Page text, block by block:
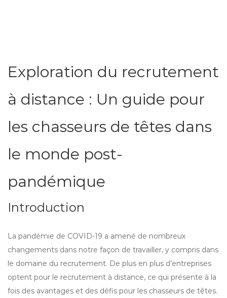
Exploration du recrutement
à distance : Un guide pour
les chasseurs de têtes dans
le monde post-
pandémique
Introduction
La pandémie de COVID-19 a amené de nombreux
changements dans notre façon de travailler, y compris dans
le domaine du recrutement. De plus en plus d’entreprises
optent pour le recrutement à distance, ce qui présente à la
fois des avantages et des défis pour les chasseurs de têtes.